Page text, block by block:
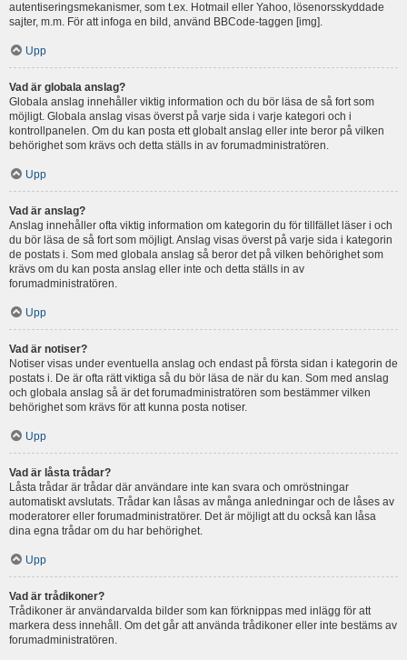
autentiseringsmekanismer, som t.ex. Hotmail eller Yahoo, lösenorsskyddade
sajter, m.m. För att infoga en bild, använd BBCode-taggen [img].
Upp
Vad är globala anslag?
Globala anslag innehåller viktig information och du bör läsa de så fort som
möjligt. Globala anslag visas överst på varje sida i varje kategori och i
kontrollpanelen. Om du kan posta ett globalt anslag eller inte beror på vilken
behörighet som krävs och detta ställs in av forumadministratören.
Upp
Vad är anslag?
Anslag innehåller ofta viktig information om kategorin du för tillfället läser i och
du bör läsa de så fort som möjligt. Anslag visas överst på varje sida i kategorin
de postats i. Som med globala anslag så beror det på vilken behörighet som
krävs om du kan posta anslag eller inte och detta ställs in av
forumadministratören.
Upp
Vad är notiser?
Notiser visas under eventuella anslag och endast på första sidan i kategorin de
postats i. De är ofta rätt viktiga så du bör läsa de när du kan. Som med anslag
och globala anslag så är det forumadministratören som bestämmer vilken
behörighet som krävs för att kunna posta notiser.
Upp
Vad är låsta trådar?
Låsta trådar är trådar där användare inte kan svara och omröstningar
automatiskt avslutats. Trådar kan låsas av många anledningar och de låses av
moderatorer eller forumadministratörer. Det är möjligt att du också kan låsa
dina egna trådar om du har behörighet.
Upp
Vad är trådikoner?
Trådikoner är användarvalda bilder som kan förknippas med inlägg för att
markera dess innehåll. Om det går att använda trådikoner eller inte bestäms av
forumadministratören.